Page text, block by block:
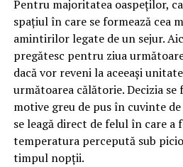
unor martori depuse in fata
dupa cum rezulta din
in posesia noastra, un control
nivelul ”Arestului Haules” de la
Ministerul de Interne are toate
aceasta „pata” de pe obrazul
plin proces de resetare a
Pentru majoritatea oaspeților,
spațiul în care se formează cea
amintirilor legate de un sejur.
pregătesc pentru ziua
dacă vor reveni la aceeași
următoarea călătorie. Decizia se
motive greu de pus în cuvinte
se leagă direct de felul în care a
temperatura percepută sub
timpul nopții.